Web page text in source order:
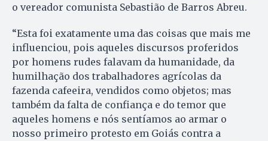
o vereador comunista Sebastião de Barros Abreu.
“Esta foi exatamente uma das coisas que mais me
influenciou, pois aqueles discursos proferidos
por homens rudes falavam da humanidade, da
humilhação dos trabalhadores agrícolas da
fazenda cafeeira, vendidos como objetos; mas
também da falta de confiança e do temor que
aqueles homens e nós sentíamos ao armar o
nosso primeiro protesto em Goiás contra a